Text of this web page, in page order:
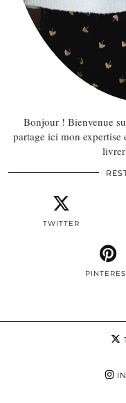
Bonjour ! Bienvenue
partage ici mon
livrer
TWITTER